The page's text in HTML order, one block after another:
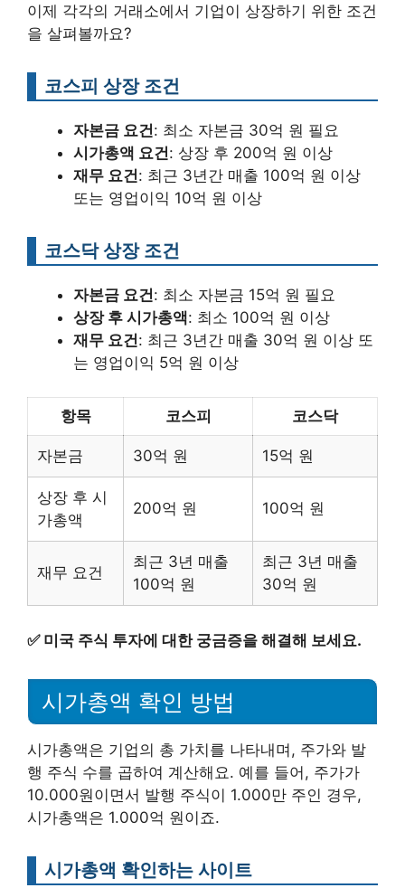
이제 각각의 거래소에서 기업이 상장하기 위한 조건
을 살펴볼까요?
코스피 상장 조건
자본금 요건: 최소 자본금 30억 원 필요
시가총액 요건: 상장 후 200억 원 이상
재무 요건: 최근 3년간 매출 100억 원 이상
또는 영업이익 10억 원 이상
코스닥 상장 조건
자본금 요건: 최소 자본금 15억 원 필요
상장 후 시가총액: 최소 100억 원 이상
재무 요건: 최근 3년간 매출 30억 원 이상 또
는 영업이익 5억 원 이상
항목 코스피 코스닥
자본금 30억 원 15억 원
상장 후 시
가총액
200억 원 100억 원
재무 요건
최근 3년 매출
100억 원
최근 3년 매출
30억 원
✅ 미국 주식 투자에 대한 궁금증을 해결해 보세요.
시가총액 확인 방법
시가총액은 기업의 총 가치를 나타내며, 주가와 발
행 주식 수를 곱하여 계산해요. 예를 들어, 주가가
10.000원이면서 발행 주식이 1.000만 주인 경우,
시가총액은 1.000억 원이죠.
시가총액 확인하는 사이트